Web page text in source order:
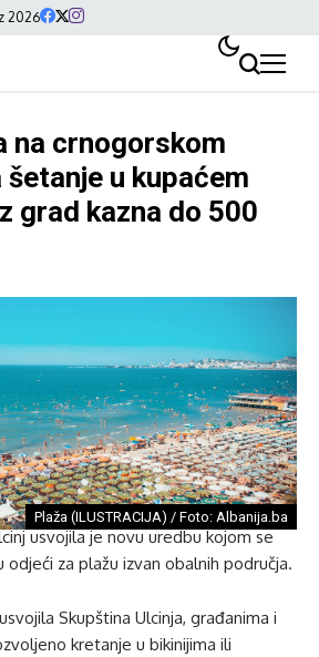
2026
na crnogorskom
u kupaćem
grad kazna do 500
Plaža (ILUSTRACIJA) / Foto: Albanija.ba
usvojila je novu uredbu kojom se
odjeći za plažu izvan obalnih područja.
Skupština Ulcinja, građanima i
kretanje u bikinijima ili